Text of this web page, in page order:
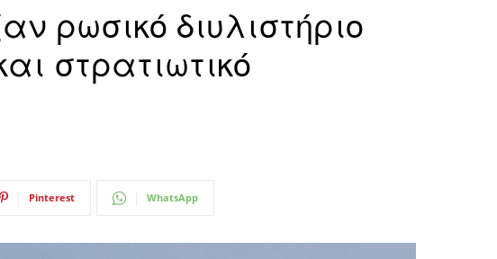
ρωσικό διυλιστήριο
στρατιωτικό
Pinterest WhatsApp